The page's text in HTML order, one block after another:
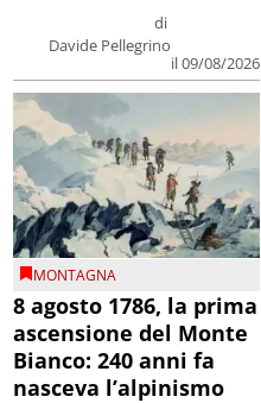
di
Davide Pellegrino
il 09/08/2026
MONTAGNA
8 agosto 1786, la prima
ascensione del Monte
Bianco: 240 anni fa
nasceva l’alpinismo